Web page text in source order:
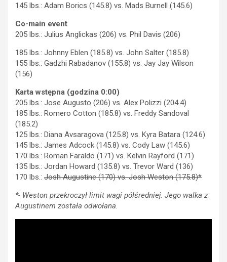
145 lbs.: Adam Borics (145.8) vs. Mads Burnell (145.6)
Co-main event
205 lbs.: Julius Anglickas (206) vs. Phil Davis (206)
185 lbs.: Johnny Eblen (185.8) vs. John Salter (185.8)
155 lbs.: Gadzhi Rabadanov (155.8) vs. Jay Jay Wilson
(156)
Karta wstępna (godzina 0:00)
205 lbs.: Jose Augusto (206) vs. Alex Polizzi (204.4)
185 lbs.: Romero Cotton (185.8) vs. Freddy Sandoval
(185.2)
125 lbs.: Diana Avsaragova (125.8) vs. Kyra Batara (124.6)
145 lbs.: James Adcock (145.8) vs. Cody Law (145.6)
170 lbs.: Roman Faraldo (171) vs. Kelvin Rayford (171)
135 lbs.: Jordan Howard (135.8) vs. Trevor Ward (136)
170 lbs.: Josh Augustine (170) vs. Josh Weston (175.8)*
*- Weston przekroczył limit wagi półśredniej. Jego walka z
Augustinem została odwołana.